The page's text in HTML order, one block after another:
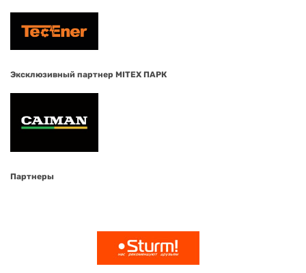
Эксклюзивный партнер MITEX ПАРК
Партнеры